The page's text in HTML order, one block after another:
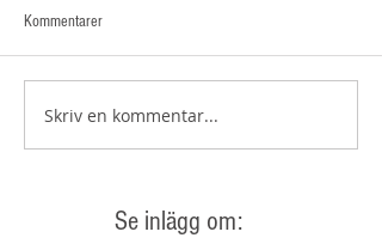
Kommentarer
Skriv en kommentar...
Se inlägg om: